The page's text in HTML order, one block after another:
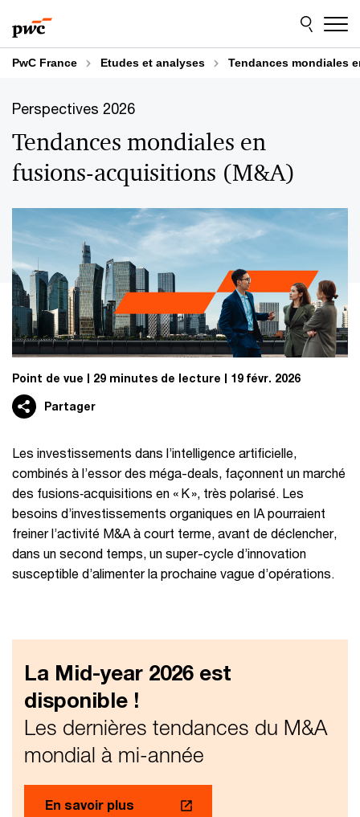
au
contenu
au
pied
dePwC France Etudes et analyses Tendances mondiales
Perspectives 2026
Tendances mondiales en
fusions-acquisitions (M&A)
Point de vue 29 minutes de lecture 19 févr. 2026
Partager
Les investissements dans l’intelligence artificielle,
combinés à l’essor des méga-deals, façonnent un marché
des fusions‑acquisitions en « K », très polarisé. Les
besoins d’investissements organiques en IA pourraient
freiner l’activité M&A à court terme, avant de déclencher,
dans un second temps, un super-cycle d’innovation
susceptible d’alimenter la prochaine vague d’opérations.
La Mid-year 2026 est
disponible !
Les dernières tendances du M&A
mondial à mi-année
En savoir plus